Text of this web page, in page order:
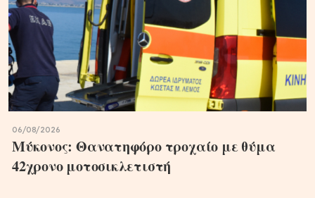
06/08/2026
Μύκονος: Θανατηφόρο τροχαίο με θύμα
42χρονο μοτοσικλετιστή